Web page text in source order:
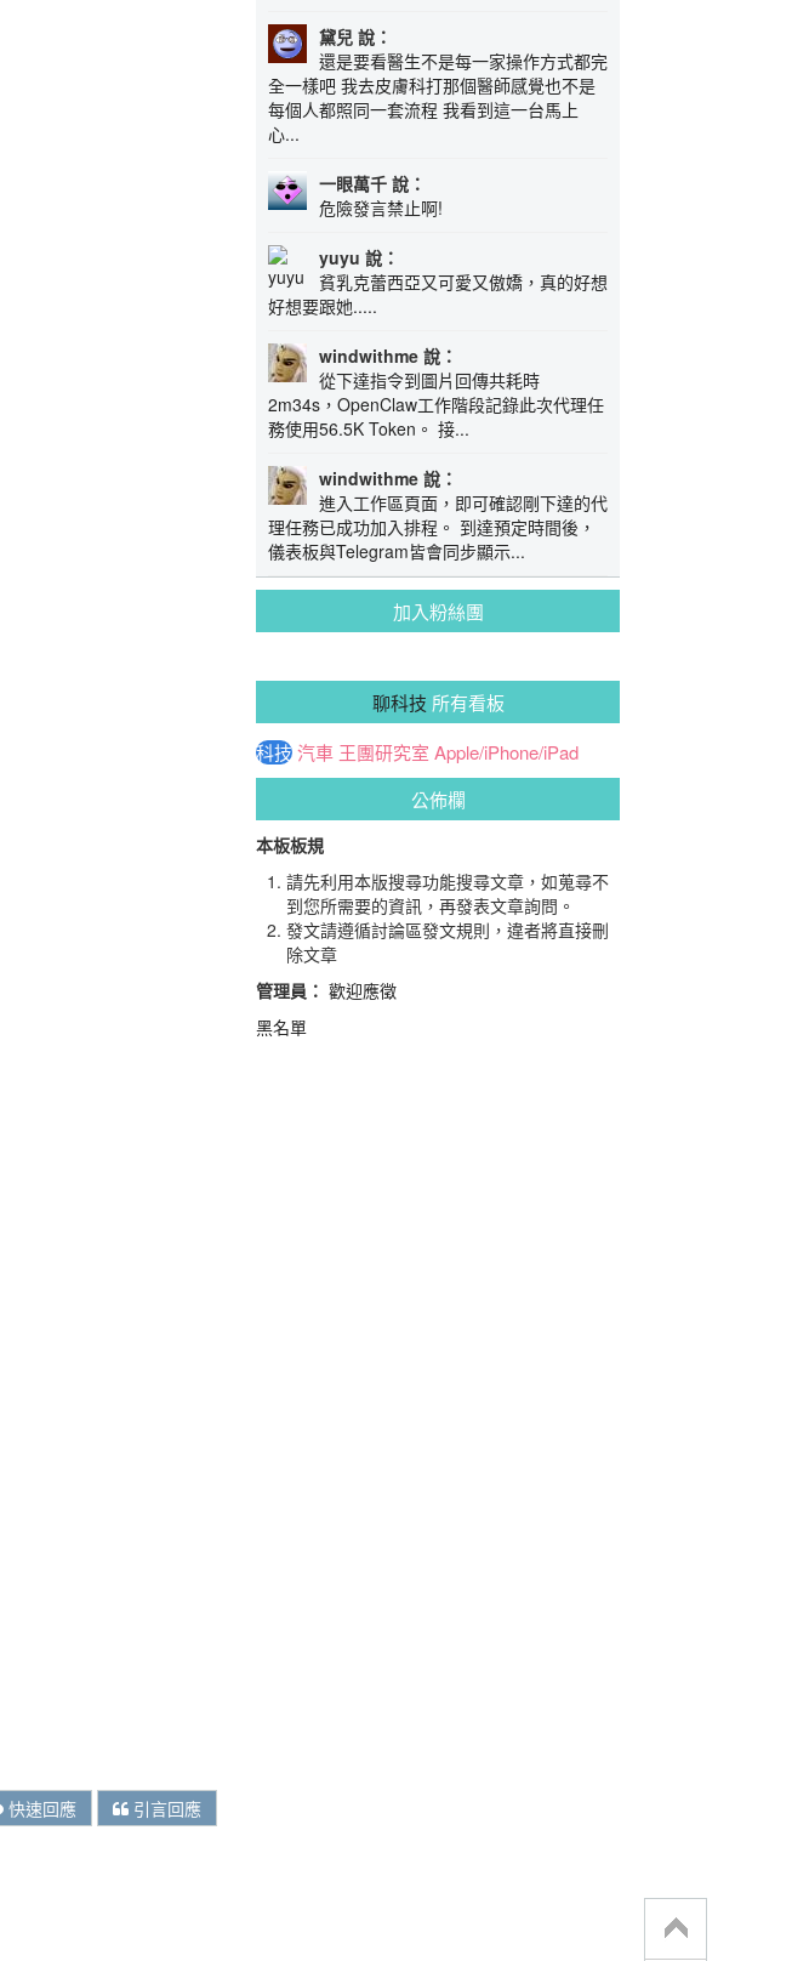
快速回應 引言回應
黛兒 說：
還是要看醫生不是每一家操作方式都完
全一樣吧 我去皮膚科打那個醫師感覺也不是
每個人都照同一套流程 我看到這一台馬上
心...
一眼萬千 說：
危險發言禁止啊!
yuyu 說：
貧乳克蕾西亞又可愛又傲嬌，真的好想
好想要跟她.....
windwithme 說：
從下達指令到圖片回傳共耗時
2m34s，OpenClaw工作階段記錄此次代理任
務使用56.5K Token。 接...
windwithme 說：
進入工作區頁面，即可確認剛下達的代
理任務已成功加入排程。 到達預定時間後，
儀表板與Telegram皆會同步顯示...
加入粉絲團
聊科技 所有看板
科技汽車 王團研究室 Apple/iPhone/iPad
公佈欄
本板板規
請先利用本版搜尋功能搜尋文章，如蒐尋不
到您所需要的資訊，再發表文章詢問。
發文請遵循討論區發文規則，違者將直接刪
除文章
管理員： 歡迎應徵
黑名單